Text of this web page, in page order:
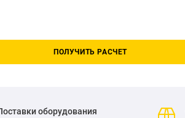
ПОЛУЧИТЬ РАСЧЕТ
оборудования